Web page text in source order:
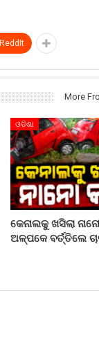
ReddIt
More
ଓଡିଶା
କେନାଲକୁ ଖସିଲା
ଅଳ୍ପକେ ବର୍ତ୍ତିଲେ